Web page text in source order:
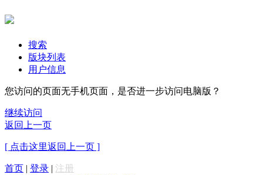
搜索
版块列表
用户信息
您访问的页面无手机页面，是否进一步访问电脑版？
继续访问
返回上一页
[ 点击这里返回上一页 ]
首页 | 登录 | 注册